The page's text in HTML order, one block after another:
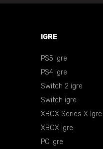
IGRE
PS5 Igre
PS4 Igre
Switch 2 igre
Switch igre
XBOX Series X Igre
XBOX Igre
PC Igre